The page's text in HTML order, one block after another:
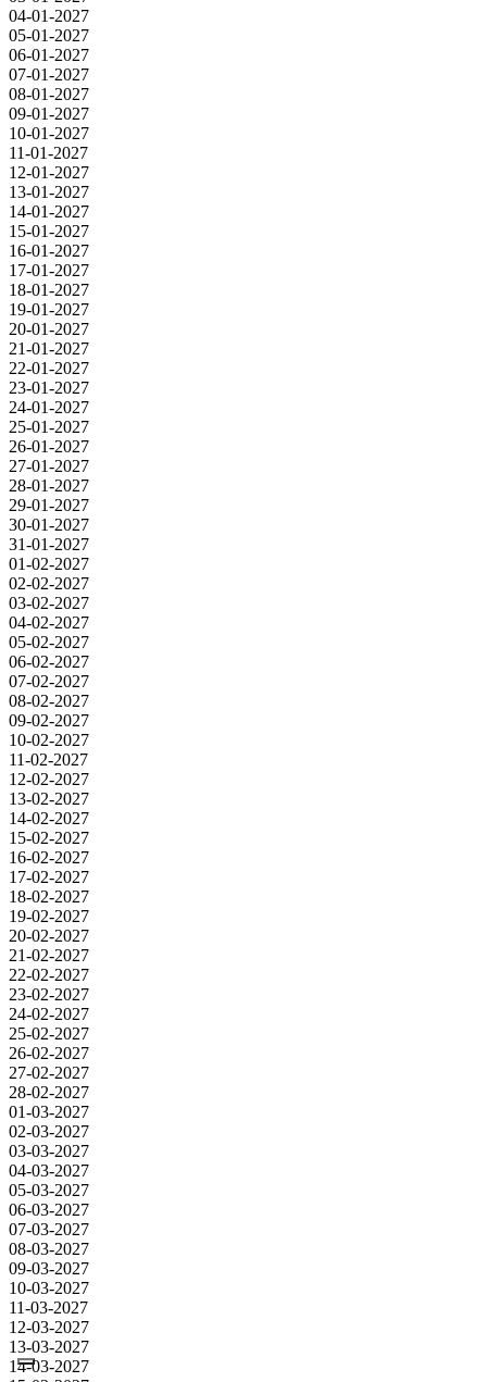
04-01-2027
05-01-2027
06-01-2027
07-01-2027
08-01-2027
09-01-2027
10-01-2027
11-01-2027
12-01-2027
13-01-2027
14-01-2027
15-01-2027
16-01-2027
17-01-2027
18-01-2027
19-01-2027
20-01-2027
21-01-2027
22-01-2027
23-01-2027
24-01-2027
25-01-2027
26-01-2027
27-01-2027
28-01-2027
29-01-2027
30-01-2027
31-01-2027
01-02-2027
02-02-2027
03-02-2027
04-02-2027
05-02-2027
06-02-2027
07-02-2027
08-02-2027
09-02-2027
10-02-2027
11-02-2027
12-02-2027
13-02-2027
14-02-2027
15-02-2027
16-02-2027
17-02-2027
18-02-2027
19-02-2027
20-02-2027
21-02-2027
22-02-2027
23-02-2027
24-02-2027
25-02-2027
26-02-2027
27-02-2027
28-02-2027
01-03-2027
02-03-2027
03-03-2027
04-03-2027
05-03-2027
06-03-2027
07-03-2027
08-03-2027
09-03-2027
10-03-2027
11-03-2027
12-03-2027
13-03-2027
14-03-2027